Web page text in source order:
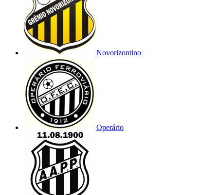
Novorizontino
Operário